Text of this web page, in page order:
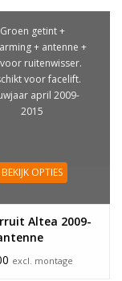
Groen getint +
+ antenne +
ruitenwisser.
voor facelift.
april 2009-
2015
BEKIJK OPTIES
Altea 2009-
excl. montage